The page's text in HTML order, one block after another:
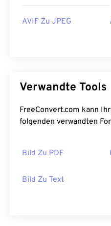
AVIF Zu JPEG
Verwandte Tools
FreeConvert.com kann
folgenden verwandten
Bild Zu PDF
Bild Zu Text